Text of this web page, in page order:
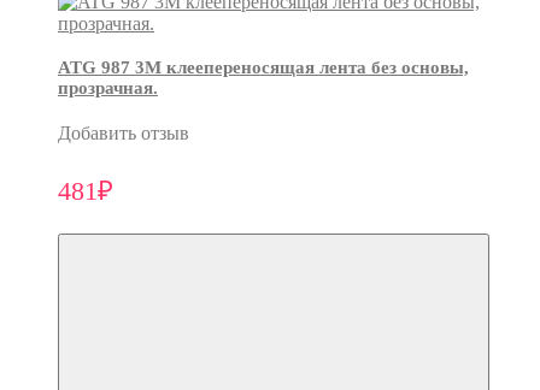
ATG 987 3М клеепереносящая лента без основы,
прозрачная.
Добавить отзыв
481₽